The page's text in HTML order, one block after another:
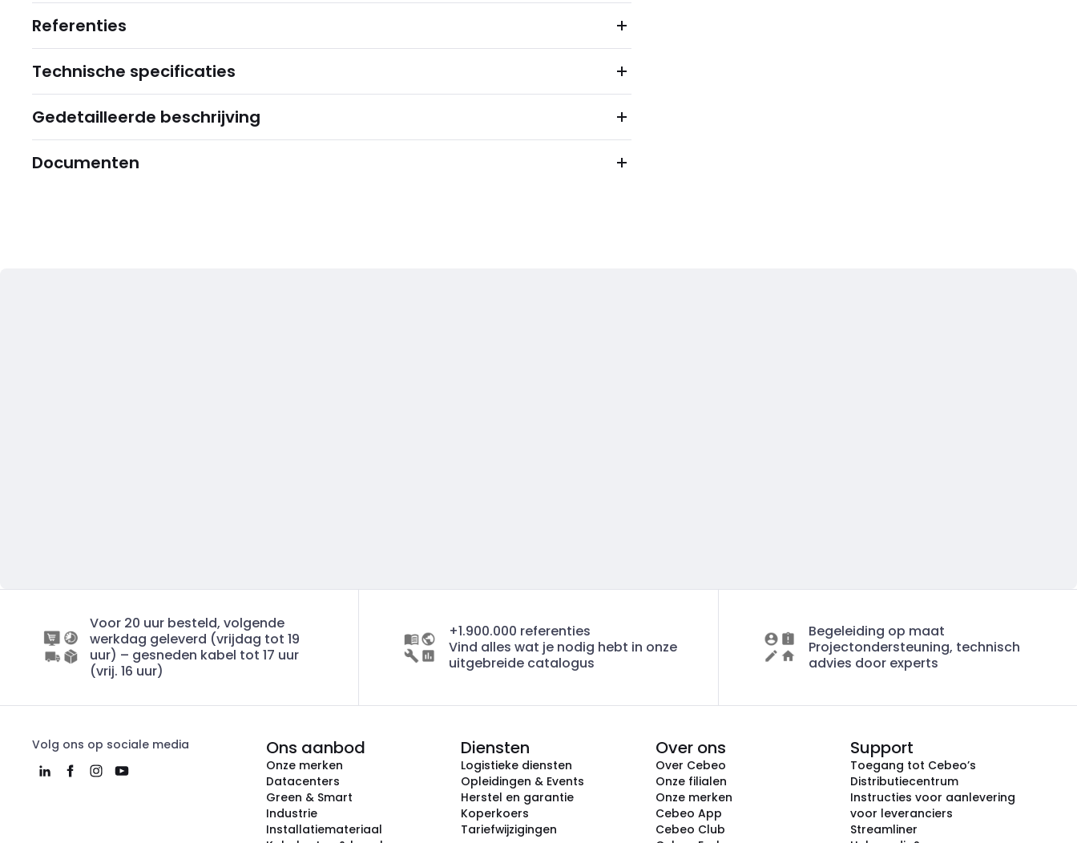
Referenties
Technische specificaties
Gedetailleerde beschrijving
Documenten
Voor 20 uur besteld, volgende
werkdag geleverd (vrijdag tot 19
uur) – gesneden kabel tot 17 uur
(vrij. 16 uur)
+1.900.000 referenties
Vind alles wat je nodig hebt in onze
uitgebreide catalogus
Begeleiding op maat
Projectondersteuning, technisch
advies door experts
Volg ons op sociale media Ons aanbod
Onze merken
Datacenters
Green & Smart
Industrie
Installatiemateriaal
Diensten
Logistieke diensten
Opleidingen & Events
Herstel en garantie
Koperkoers
Tariefwijzigingen
Over ons
Over Cebeo
Onze filialen
Onze merken
Cebeo App
Cebeo Club
Support
Toegang tot Cebeo’s
Distributiecentrum
Instructies voor aanlevering
voor leveranciers
Streamliner